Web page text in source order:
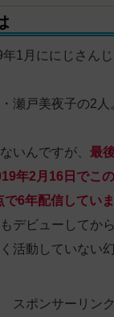
年1月ににじさん
瀬戸美夜子の2人
いんですが、 最
年2月16日でこ
6年配信していま
デビューしてか
活動していない
スポンサーリンク